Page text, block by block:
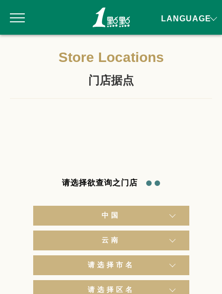
Store Locations
门店据点
请选择欲查询之门店
中国
云南
请选择市名
请选择区名
光华街店 13330518961
LANGUAGE